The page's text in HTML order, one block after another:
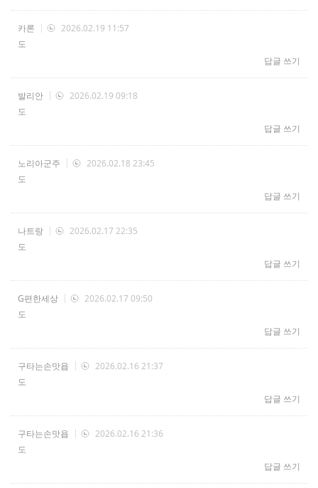
카론
2026.02.19 11:57
도
답글 쓰기
발리안
2026.02.19 09:18
도
답글 쓰기
노리아군주
2026.02.18 23:45
도
답글 쓰기
나트랑
2026.02.17 22:35
도
답글 쓰기
G편한세상
2026.02.17 09:50
도
답글 쓰기
구타는손맛욥
2026.02.16 21:37
도
답글 쓰기
구타는손맛욥
2026.02.16 21:36
도
답글 쓰기